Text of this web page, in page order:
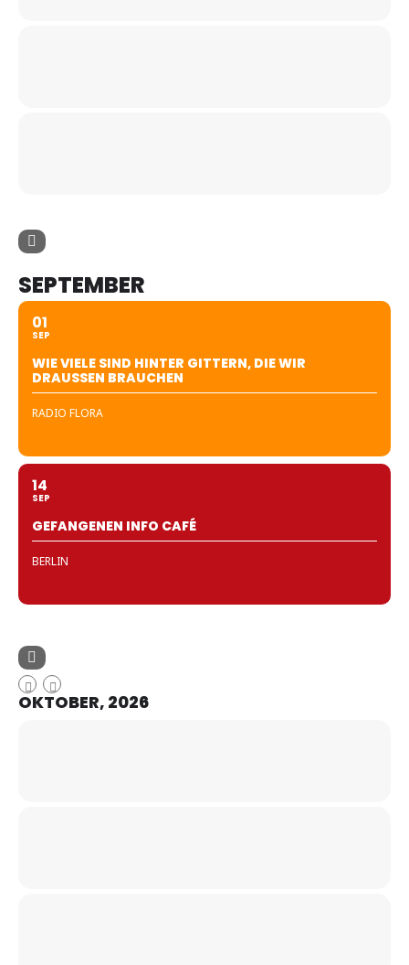
SEPTEMBER
01
SEP
WIE VIELE SIND HINTER GITTERN, DIE WIR
DRAUSSEN BRAUCHEN
RADIO FLORA
14
SEP
GEFANGENEN INFO CAFÉ
BERLIN
OKTOBER, 2026